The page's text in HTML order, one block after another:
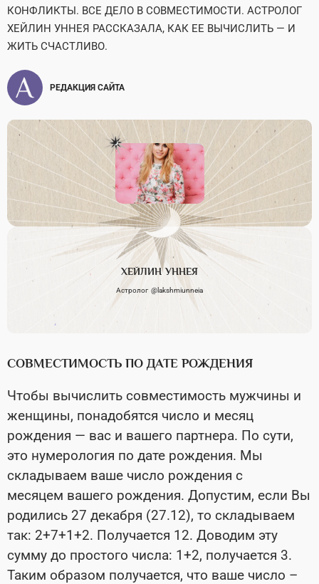
КОНФЛИКТЫ. ВСЕ ДЕЛО В СОВМЕСТИМОСТИ. АСТРОЛОГ
ХЕЙЛИН УННЕЯ РАССКАЗАЛА, КАК ЕЕ ВЫЧИСЛИТЬ — И
ЖИТЬ СЧАСТЛИВО.
РЕДАКЦИЯ САЙТА
ХЕЙЛИН УННЕЯ
Астролог @lakshmiunneia
СОВМЕСТИМОСТЬ ПО ДАТЕ РОЖДЕНИЯ
Чтобы вычислить совместимость мужчины и
женщины, понадобятся число и месяц
рождения — вас и вашего партнера. По сути,
это нумерология по дате рождения. Мы
складываем ваше число рождения с
месяцем вашего рождения. Допустим, если Вы
родились 27 декабря (27.12), то складываем
так: 2+7+1+2. Получается 12. Доводим эту
сумму до простого числа: 1+2, получается 3.
Таким образом получается, что ваше число –